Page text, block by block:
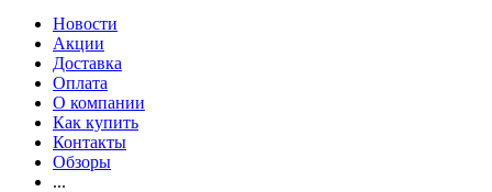
Новости
Акции
Доставка
Оплата
О компании
Как купить
Контакты
Обзоры
...